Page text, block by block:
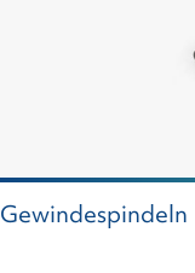
Gewindespindeln